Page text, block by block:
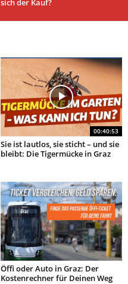
sich der Kauf?
00:40:53
Sie ist lautlos, sie sticht – und sie
bleibt: Die Tigermücke in Graz
Öffi oder Auto in Graz: Der
Kostenrechner für Deinen Weg